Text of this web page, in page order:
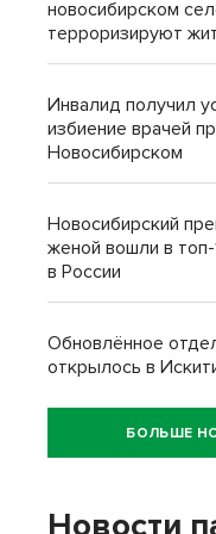
новосибирском
терроризируют
Инвалид получил
избиение врачей
Новосибирском
Новосибирский
женой вошли в
в России
Обновлённое
открылось в
БОЛЬШЕ
Новости